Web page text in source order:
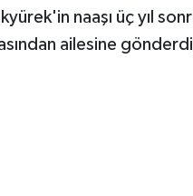
naaşı üç yıl
ailesine